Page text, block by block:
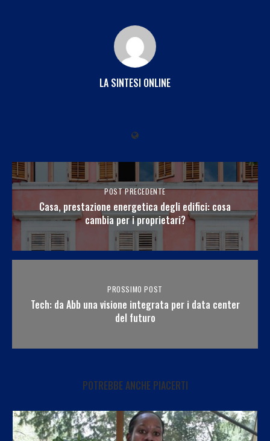
LA SINTESI ONLINE
POST PRECEDENTE
Casa, prestazione energetica degli edifici: cosa
cambia per i proprietari?
PROSSIMO POST
Tech: da Abb una visione integrata per i data center
del futuro
POTREBBE ANCHE PIACERTI